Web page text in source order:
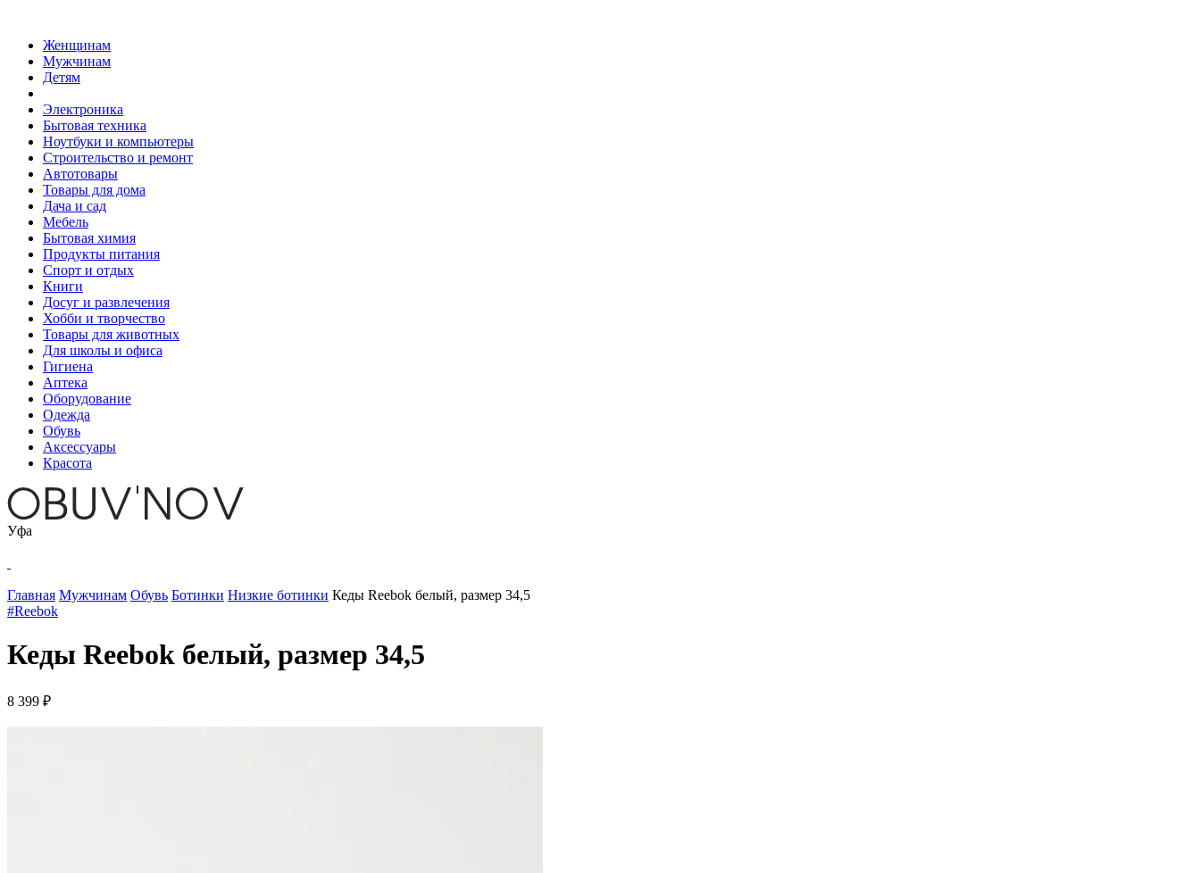
Женщинам
Мужчинам
Детям
Электроника
Бытовая техника
Ноутбуки и компьютеры
Строительство и ремонт
Автотовары
Товары для дома
Дача и сад
Мебель
Бытовая химия
Продукты питания
Спорт и отдых
Книги
Досуг и развлечения
Хобби и творчество
Товары для животных
Для школы и офиса
Гигиена
Аптека
Оборудование
Одежда
Обувь
Аксессуары
Красота
Уфа
Главная Мужчинам Обувь Ботинки Низкие ботинки Кеды Reebok белый, размер 34,5
#Reebok
Кеды Reebok белый, размер 34,5
8 399 ₽